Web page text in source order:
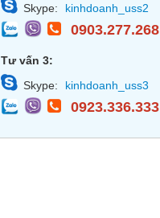
Skype:
kinhdoanh_uss2
0903.277.268
Tư vấn 3:
Skype:
kinhdoanh_uss3
0923.336.333